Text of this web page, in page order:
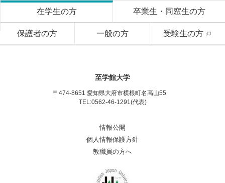
在学生の方 卒業生・同窓生の方
保護者の方 一般の方 受験生の方
至学館大学
〒474-8651 愛知県大府市横根町名高山55
TEL:0562-46-1291(代表)
情報公開
個人情報保護方針
教職員の方へ